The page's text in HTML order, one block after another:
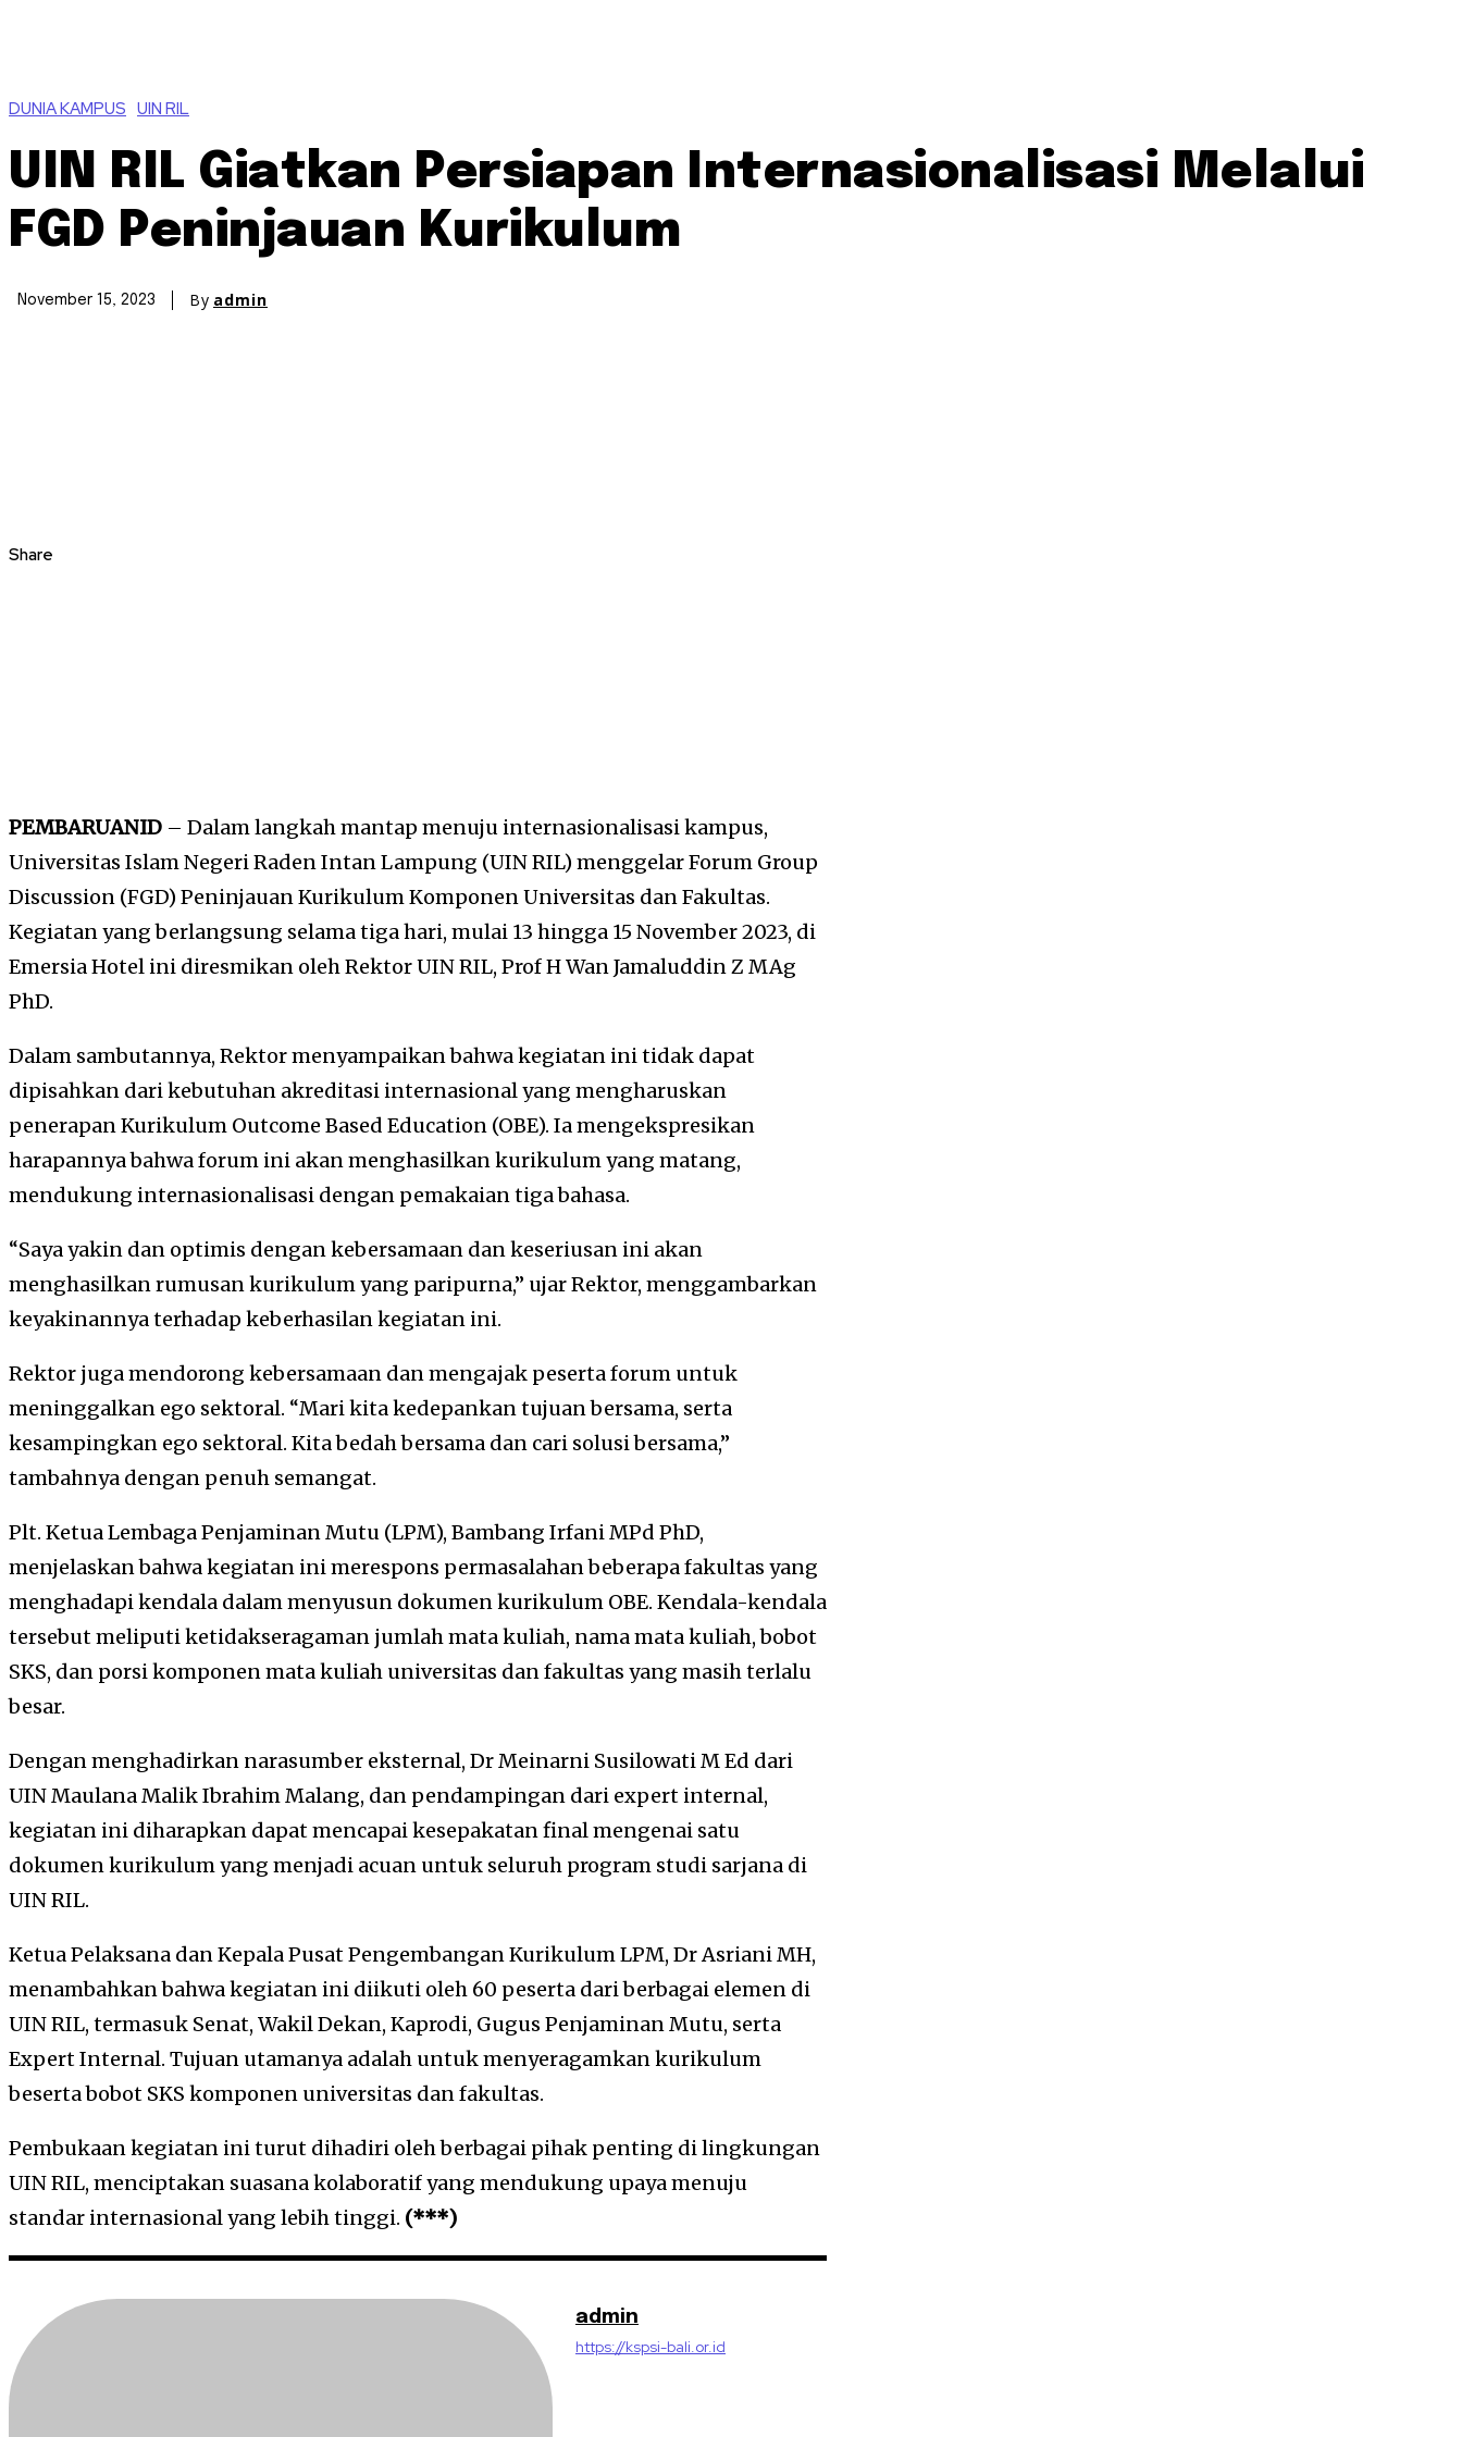
DUNIA KAMPUS UIN RIL
UIN RIL Giatkan Persiapan Internasionalisasi Melalui
FGD Peninjauan Kurikulum
November 15, 2023 By admin
Share
PEMBARUANID – Dalam langkah mantap menuju internasionalisasi kampus,
Universitas Islam Negeri Raden Intan Lampung (UIN RIL) menggelar Forum Group
Discussion (FGD) Peninjauan Kurikulum Komponen Universitas dan Fakultas.
Kegiatan yang berlangsung selama tiga hari, mulai 13 hingga 15 November 2023, di
Emersia Hotel ini diresmikan oleh Rektor UIN RIL, Prof H Wan Jamaluddin Z MAg
PhD.
Dalam sambutannya, Rektor menyampaikan bahwa kegiatan ini tidak dapat
dipisahkan dari kebutuhan akreditasi internasional yang mengharuskan
penerapan Kurikulum Outcome Based Education (OBE). Ia mengekspresikan
harapannya bahwa forum ini akan menghasilkan kurikulum yang matang,
mendukung internasionalisasi dengan pemakaian tiga bahasa.
“Saya yakin dan optimis dengan kebersamaan dan keseriusan ini akan
menghasilkan rumusan kurikulum yang paripurna,” ujar Rektor, menggambarkan
keyakinannya terhadap keberhasilan kegiatan ini.
Rektor juga mendorong kebersamaan dan mengajak peserta forum untuk
meninggalkan ego sektoral. “Mari kita kedepankan tujuan bersama, serta
kesampingkan ego sektoral. Kita bedah bersama dan cari solusi bersama,”
tambahnya dengan penuh semangat.
Plt. Ketua Lembaga Penjaminan Mutu (LPM), Bambang Irfani MPd PhD,
menjelaskan bahwa kegiatan ini merespons permasalahan beberapa fakultas yang
menghadapi kendala dalam menyusun dokumen kurikulum OBE. Kendala-kendala
tersebut meliputi ketidakseragaman jumlah mata kuliah, nama mata kuliah, bobot
SKS, dan porsi komponen mata kuliah universitas dan fakultas yang masih terlalu
besar.
Dengan menghadirkan narasumber eksternal, Dr Meinarni Susilowati M Ed dari
UIN Maulana Malik Ibrahim Malang, dan pendampingan dari expert internal,
kegiatan ini diharapkan dapat mencapai kesepakatan final mengenai satu
dokumen kurikulum yang menjadi acuan untuk seluruh program studi sarjana di
UIN RIL.
Ketua Pelaksana dan Kepala Pusat Pengembangan Kurikulum LPM, Dr Asriani MH,
menambahkan bahwa kegiatan ini diikuti oleh 60 peserta dari berbagai elemen di
UIN RIL, termasuk Senat, Wakil Dekan, Kaprodi, Gugus Penjaminan Mutu, serta
Expert Internal. Tujuan utamanya adalah untuk menyeragamkan kurikulum
beserta bobot SKS komponen universitas dan fakultas.
Pembukaan kegiatan ini turut dihadiri oleh berbagai pihak penting di lingkungan
UIN RIL, menciptakan suasana kolaboratif yang mendukung upaya menuju
standar internasional yang lebih tinggi. (***)
admin
https://kspsi-bali.or.id